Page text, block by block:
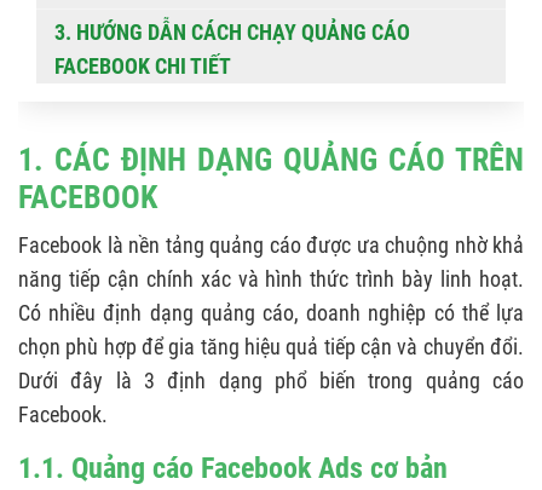
3. HƯỚNG DẪN CÁCH CHẠY QUẢNG CÁO
FACEBOOK CHI TIẾT
3.2. Cài đặt mục tiêu
3.3. Xây dựng nội dung quảng cáo
3.4. Nhắm đối tượng quảng cáo Facebook
3.5. Thiết lập ngân sách & thời gian
3.6. Quyết định vị trí chạy quảng cáo
Facebook
3.7. Kiểm tra bản xem trước
4. HƯỚNG DẪN TẮT/MỞ VÀ XÓA CHIẾN DỊCH
1. CÁC ĐỊNH DẠNG QUẢNG CÁO TRÊN
FACEBOOK
Facebook là nền tảng quảng cáo được ưa chuộng nhờ khả
năng tiếp cận chính xác và hình thức trình bày linh hoạt.
Có nhiều định dạng quảng cáo, doanh nghiệp có thể lựa
chọn phù hợp để gia tăng hiệu quả tiếp cận và chuyển đổi.
Dưới đây là 3 định dạng phổ biến trong quảng cáo
Facebook.
1.1. Quảng cáo Facebook Ads cơ bản